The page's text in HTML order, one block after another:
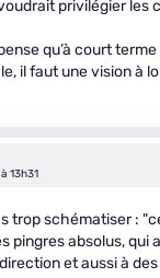
privilégier les
qu’à court
il faut une vision à
13h31
trop schématiser :
pingres absolus, qui
et aussi à